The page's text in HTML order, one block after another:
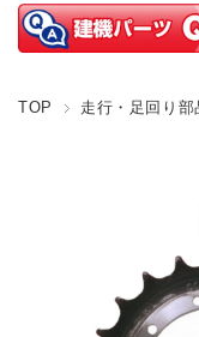
TOP 走行・足回り部